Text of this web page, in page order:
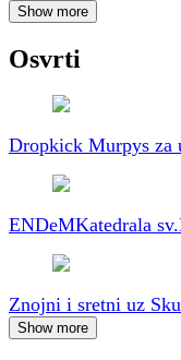
Show more
Osvrti
Dropkick Murpys za
ENDeMKatedrala
Znojni i sretni uz
Show more